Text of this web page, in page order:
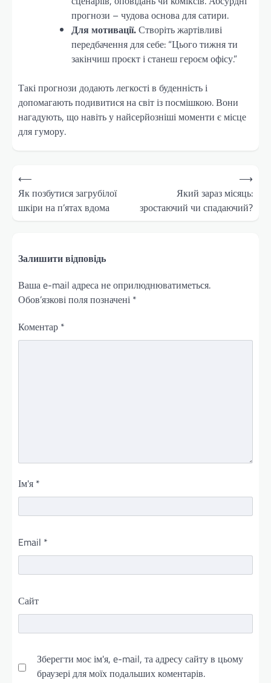
прогнози – чудова основа для сатири.
Для мотивації.Створіть жартівливі
передбачення для себе: “Цього тижня ти
закінчиш проєкт і станеш героєм офісу.”
Такі прогнози додають легкості в буденність і
допомагають подивитися на світ із посмішкою. Вони
нагадують, що навіть у найсерйозніші моменти є місце
для гумору.
Навігація
записів
⟵
Як позбутися загрубілої
шкіри на п’ятах вдома
Який зараз місяць:
зростаючий чи спадаючий?
⟶
Залишити відповідь
Ваша e-mail адреса не оприлюднюватиметься.
Обов’язкові поля позначені *
Коментар *
Ім'я *
Email *
Сайт
Зберегти моє ім'я, e-mail, та адресу сайту в цьому
браузері для моїх подальших коментарів.